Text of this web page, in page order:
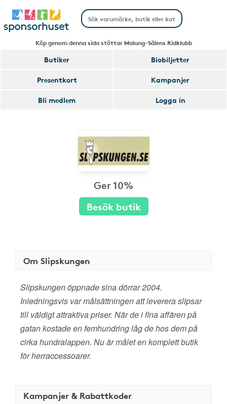
Köp genom denna sida stöttar Malung-Sälens Ridklubb
Butiker
Biobiljetter
Presentkort
Kampanjer
Bli medlem
Logga in
Ger 10%
Besök butik
Om Slipskungen
Slipskungen öppnade sina dörrar 2004.
Inledningsvis var målsättningen att leverera slipsar
till väldigt attraktiva priser. När de i fina affären på
gatan kostade en femhundring låg de hos dem på
cirka hundralappen. Nu är målet en komplett butik
för herraccessoarer.
Kampanjer & Rabattkoder